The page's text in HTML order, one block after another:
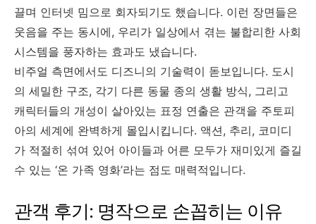
끌며 인터넷 밈으로 회자되기도 했습니다. 이런 장면들은
웃음을 주는 동시에, 우리가 일상에서 겪는 불합리한 사회
시스템을 풍자하는 효과도 냈습니다.
비주얼 측면에서도 디즈니의 기술력이 돋보입니다. 도시
의 세밀한 구조, 각기 다른 동물 종의 생활 방식, 그리고
캐릭터들의 개성이 살아있는 표정 연출은 관객을 주토피
아의 세계에 완벽하게 몰입시킵니다. 액션, 추리, 코미디
가 적절히 섞여 있어 아이들과 어른 모두가 재미있게 즐길
수 있는 ‘온 가족 영화’라는 점도 매력적입니다.
관객 후기: 명작으로 손꼽히는 이유